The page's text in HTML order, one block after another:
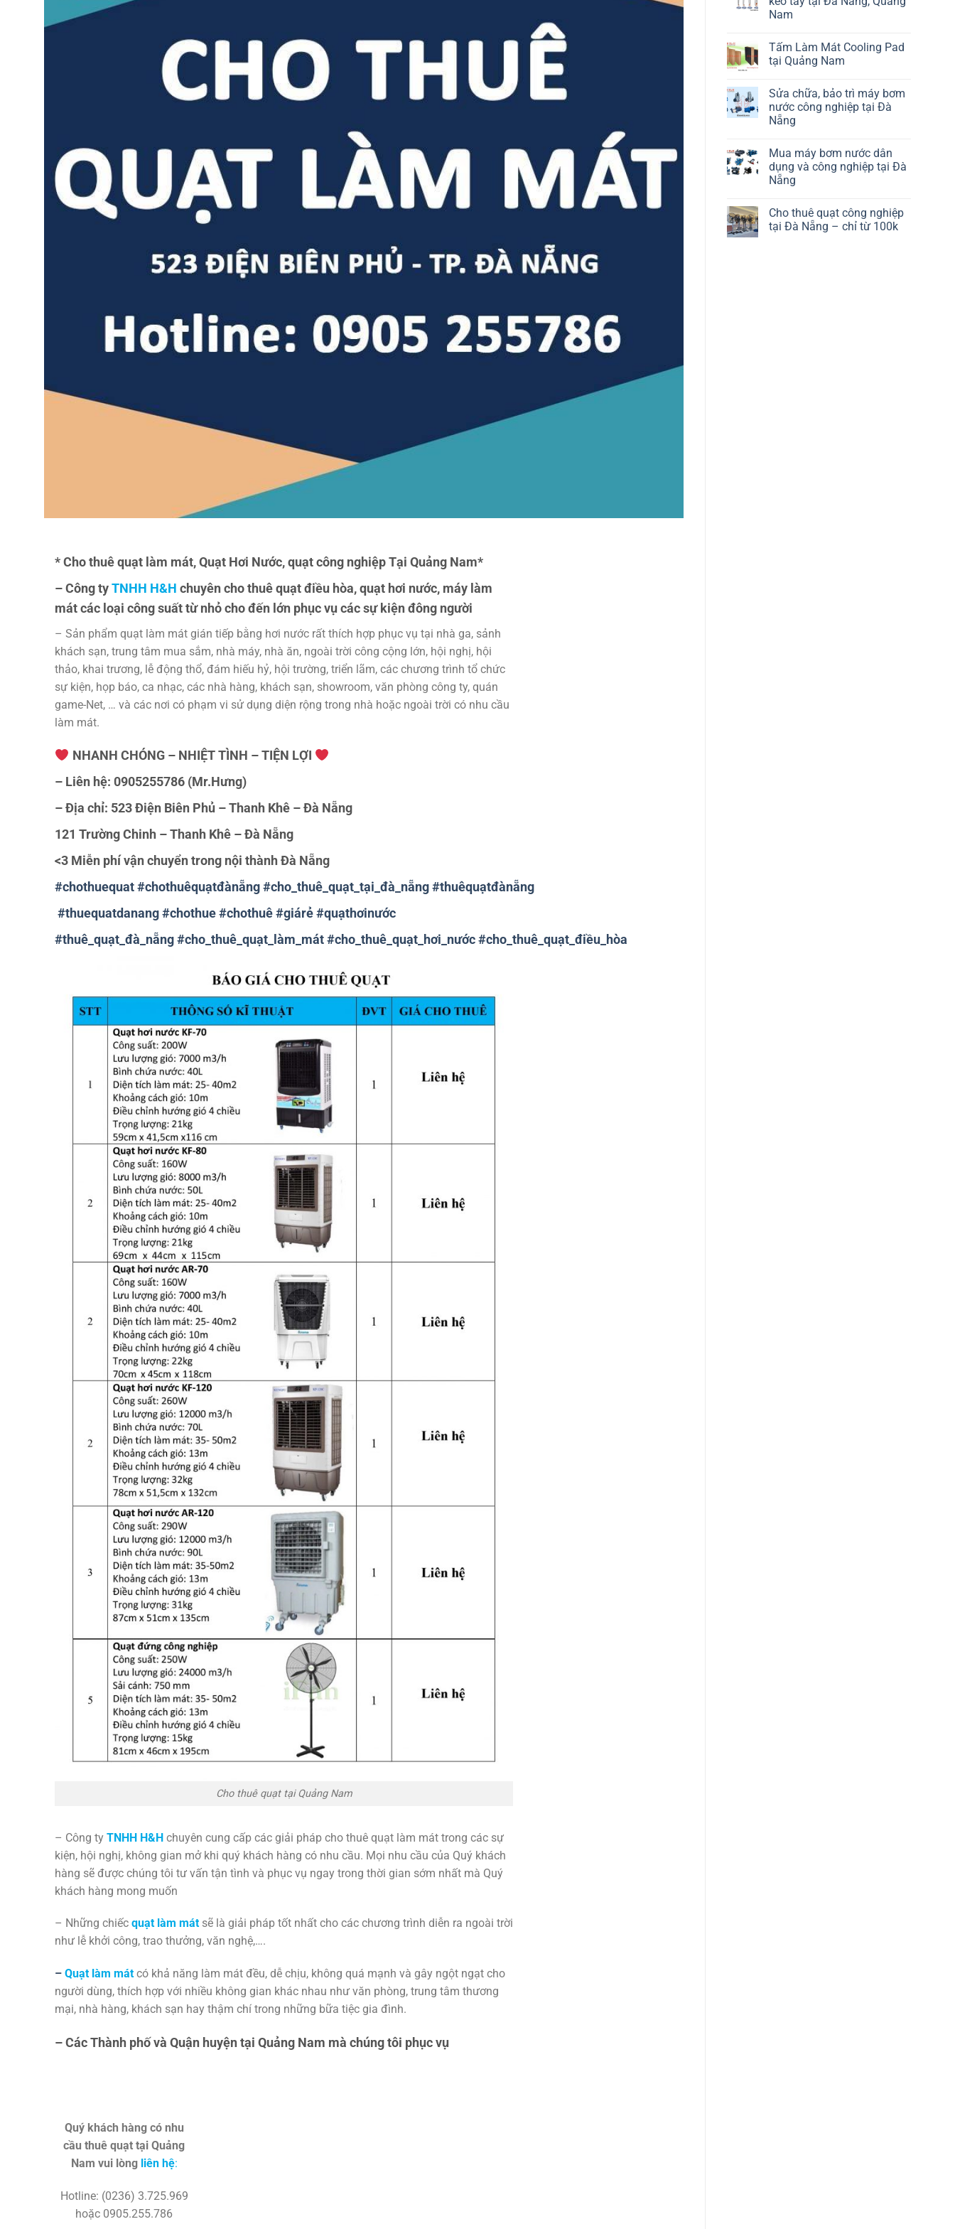
* Cho thuê quạt làm mát, Quạt Hơi Nước, quạt công nghiệp Tại Quảng Nam*
– Công tyTNHH H&H chuyên cho thuê quạt điều hòa, quạt hơi nước, máy làm
mát các loại công suất từ nhỏ cho đến lớn phục vụ các sự kiện đông người
– Sản phẩm quạt làm mát gián tiếp bằng hơi nước rất thích hợp phục vụ tại nhà ga, sảnh
khách sạn, trung tâm mua sắm, nhà máy, nhà ăn, ngoài trời công cộng lớn, hội nghị, hội
thảo, khai trương, lễ động thổ, đám hiếu hỷ, hội trường, triển lãm, các chương trình tổ chức
sự kiện, họp báo, ca nhạc, các nhà hàng, khách sạn, showroom, văn phòng công ty, quán
game-Net, … và các nơi có phạm vi sử dụng diện rộng trong nhà hoặc ngoài trời có nhu cầu
làm mát.
NHANH CHÓNG – NHIỆT TÌNH – TIỆN LỢI
– Liên hệ: 0905255786️ (Mr.Hưng)
– Địa chỉ: 523 Điện Biên Phủ – Thanh Khê – Đà Nẵng
121 Trường Chinh – Thanh Khê – Đà Nẵng
<3 Miễn phí vận chuyển trong nội thành Đà Nẵng
#chothuequat#chothuêquạtđànẵng#cho_thuê_quạt_tại_đà_nẵng#thuêquạtđànẵng
#thuequatdanang#chothue#chothuê#giárẻ#quạthơinước
#thuê_quạt_đà_nẵng#cho_thuê_quạt_làm_mát#cho_thuê_quạt_hơi_nước#cho_thuê_quạt_điều_hòa
Cho thuê quạt tại Quảng Nam
– Công ty TNHH H&H chuyên cung cấp các giải pháp cho thuê quạt làm mát trong các sự
kiện, hội nghị, không gian mở khi quý khách hàng có nhu cầu. Mọi nhu cầu của Quý khách
hàng sẽ được chúng tôi tư vấn tận tình và phục vụ ngay trong thời gian sớm nhất mà Quý
khách hàng mong muốn
– Những chiếc quạt làm mát sẽ là giải pháp tốt nhất cho các chương trình diễn ra ngoài trời
như lễ khởi công, trao thưởng, văn nghệ,….
– Quạt làm mát có khả năng làm mát đều, dễ chịu, không quá mạnh và gây ngột ngạt cho
người dùng, thích hợp với nhiều không gian khác nhau như văn phòng, trung tâm thương
mại, nhà hàng, khách sạn hay thậm chí trong những bữa tiệc gia đình.
– Các Thành phố và Quận huyện tại Quảng Nam mà chúng tôi phục vụ
Quý khách hàng có nhu
cầu thuê quạt tại Quảng
Nam vui lòng liên hệ:
Hotline: (0236) 3.725.969
hoặc 0905.255.786
Nam
Tấm Làm Mát Cooling Pad
tại Quảng Nam
Sửa chữa, bảo trì máy bơm
nước công nghiệp tại Đà
Nẵng
Mua máy bơm nước dân
dụng và công nghiệp tại Đà
Nẵng
Cho thuê quạt công nghiệp
tại Đà Nẵng – chỉ từ 100k